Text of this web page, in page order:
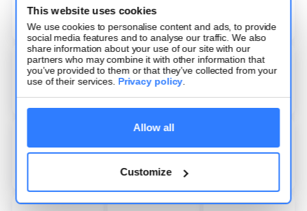
This website uses cookies
We use cookies to personalise content and ads, to provide
social media features and to analyse our traffic. We also
share information about your use of our site with our
partners who may combine it with other information that
you’ve provided to them or that they’ve collected from your
use of their services. Privacy policy.
Allow all
Customize